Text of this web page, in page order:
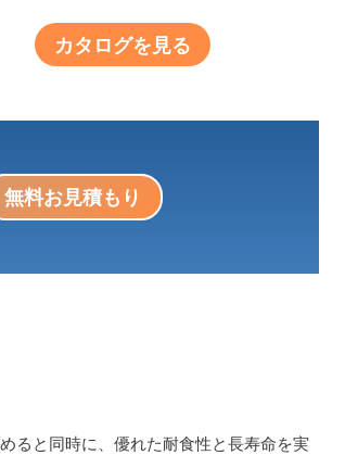
カタログを見る
無料お見積もり
ると同時に、優れた耐食性と長寿命を実